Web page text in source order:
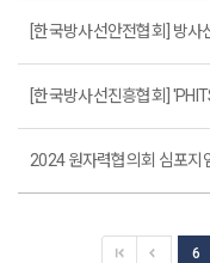
[한국방사선안전협회] 방사
2024 원자력협의회 심포지
6